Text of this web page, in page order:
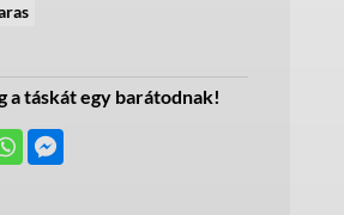
a táskát egy barátodnak!